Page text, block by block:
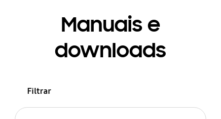
Manuais e
downloads
Filtrar